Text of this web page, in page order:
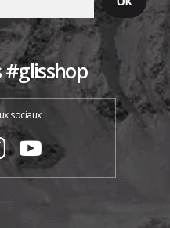
#glisshop
sociaux